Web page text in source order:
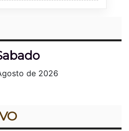
de 2026